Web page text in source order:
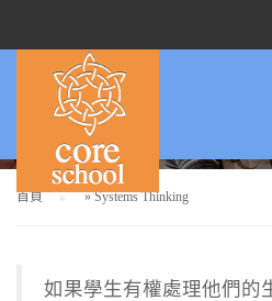
SYSTEMS
首頁 »Systems Thinking
如果學生有權處理他們的